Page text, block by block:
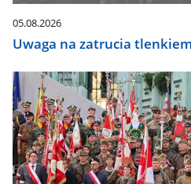
05.08.2026
Uwaga na zatrucia